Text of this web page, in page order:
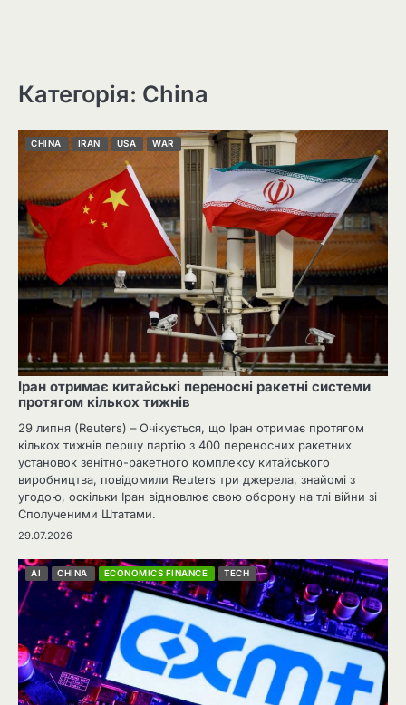
Категорія: China
CHINA IRAN USA WAR
Іран отримає китайські переносні ракетні системи
протягом кількох тижнів
29 липня (Reuters) – Очікується, що Іран отримає протягом
кількох тижнів першу партію з 400 переносних ракетних
установок зенітно-ракетного комплексу китайського
виробництва, повідомили Reuters три джерела, знайомі з
угодою, оскільки Іран відновлює свою оборону на тлі війни зі
Сполученими Штатами.
29.07.2026
AI CHINA ECONOMICS FINANCE TECH